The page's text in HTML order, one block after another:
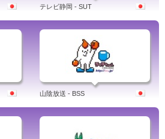
テレビ静岡 - SUT
山陰放送 - BSS